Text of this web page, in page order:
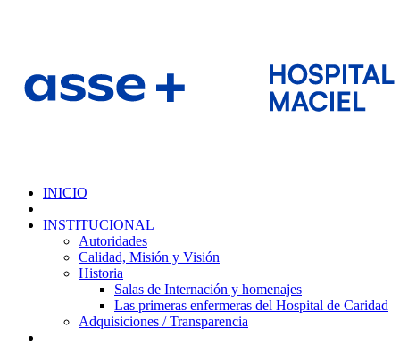
INICIO
INSTITUCIONAL
Autoridades
Calidad, Misión y Visión
Historia
Salas de Internación y homenajes
Las primeras enfermeras del Hospital de Caridad
Adquisiciones / Transparencia